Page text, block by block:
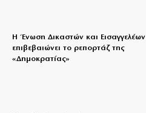
Η Ένωση Δικαστών και Εισαγγελέων
επιβεβαιώνει το ρεπορτάζ της
«Δημοκρατίας»